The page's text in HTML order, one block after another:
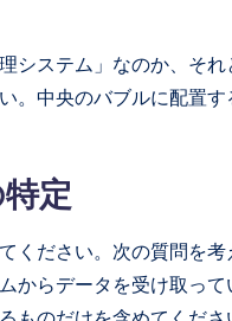
ステム」なのか、それ
。中央のバブルに配置
定
ください。次の質問を
からデータを受け取っ